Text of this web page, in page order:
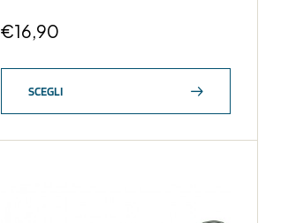
€16,90
SCEGLI